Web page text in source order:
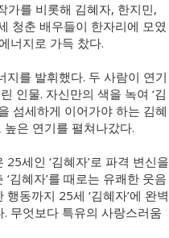
가를 비롯해 김혜자, 한지민,
청춘 배우들이 한자리에 모였
너지로 가득 찼다.
를 발휘했다. 두 사람이 연기
인물. 자신만의 색을 녹여 ‘김
섬세하게 이어가야 하는 김혜
은 연기를 펼쳐나갔다.
세인 ‘김혜자’로 파격 변신을
김혜자’를 때로는 유쾌한 웃음
동까지 25세 ‘김혜자’에 완벽
무엇보다 특유의 사랑스러움